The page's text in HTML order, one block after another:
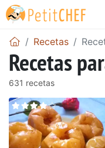
Recetas
Recetas
631 recetas